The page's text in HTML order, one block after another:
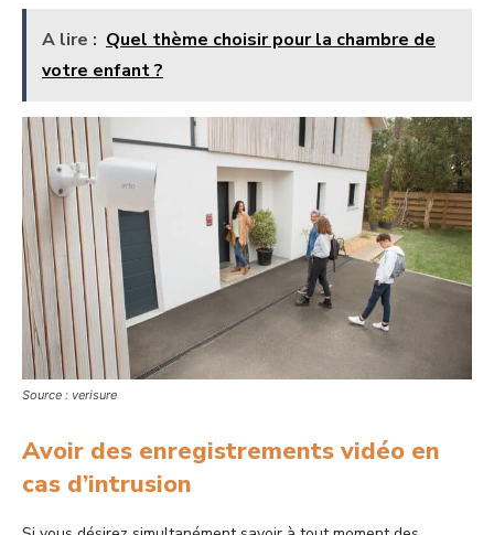
A lire : Quel thème choisir pour la chambre de
votre enfant ?
Source : verisure
Avoir des enregistrements vidéo en
cas d’intrusion